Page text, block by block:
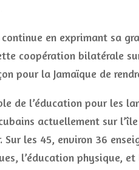
en exprimant sa
coopération bilatérale
pour la Jamaïque de
de l’éducation pour les
actuellement sur
Sur les 45, environ 36
l’éducation physique, et